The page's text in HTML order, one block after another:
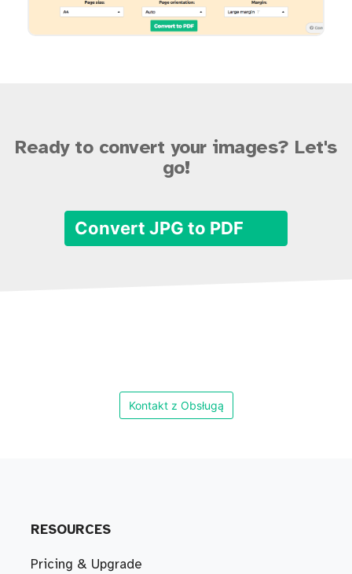
Ready to convert your images? Let's
go!
Convert JPG to PDF
Kontakt z Obsługą
RESOURCES
Pricing & Upgrade